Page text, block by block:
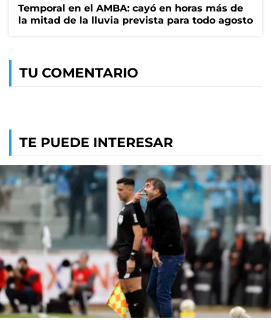
Temporal en el AMBA: cayó en horas más de
la mitad de la lluvia prevista para todo agosto
TU COMENTARIO
TE PUEDE INTERESAR